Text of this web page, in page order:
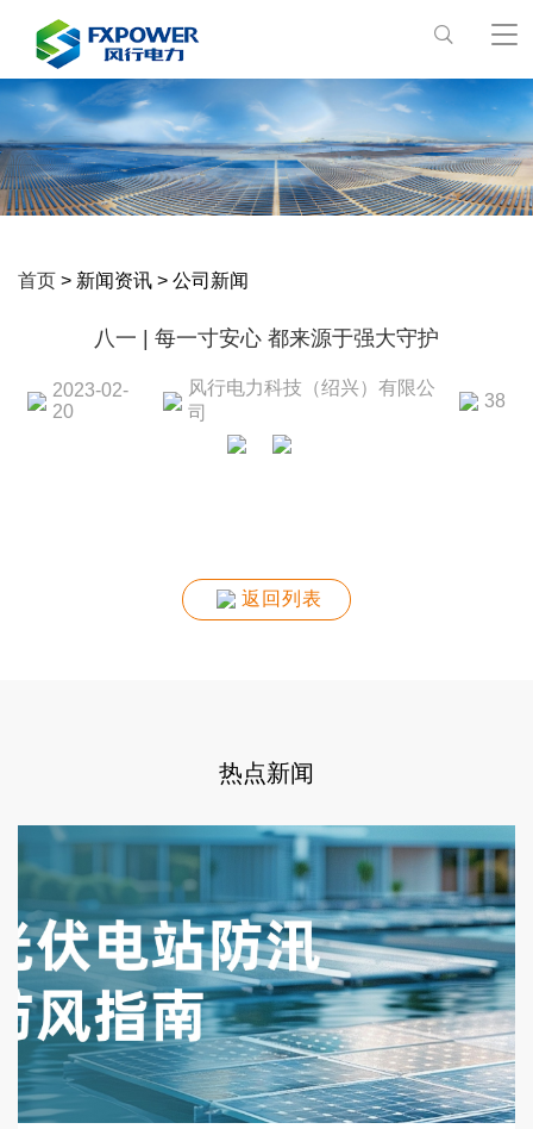
首页 > 新闻资讯 > 公司新闻
八一 | 每一寸安心 都来源于强大守护
2023-02-
20
风行电力科技（绍兴）有限公
司
38
返回列表
热点新闻